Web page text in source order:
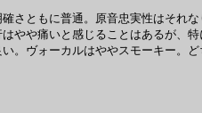
ともに普通。原音忠実性はそれ
やや痛いと感じることはあるが、特
ヴォーカルはややスモーキー。